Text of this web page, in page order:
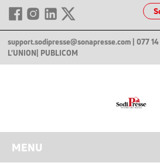
support.sodipresse@sonapresse.com | 077
L'UNION | PUBLICOM
MENU